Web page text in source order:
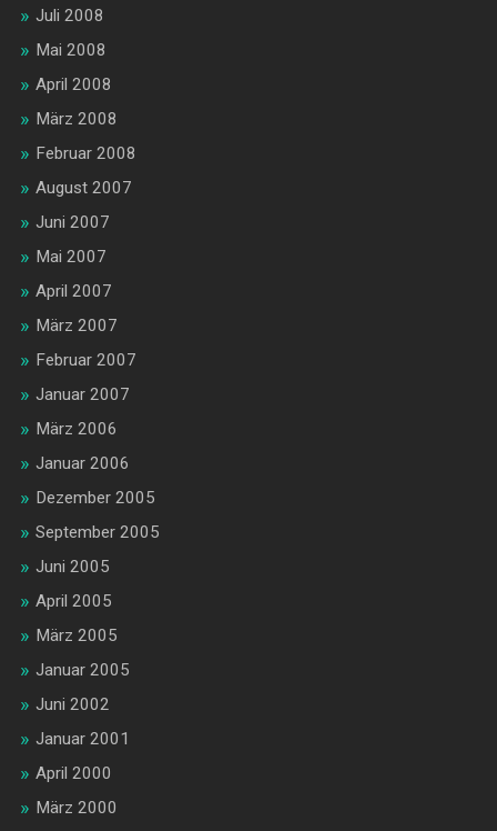
Juli 2008
Mai 2008
April 2008
März 2008
Februar 2008
August 2007
Juni 2007
Mai 2007
April 2007
März 2007
Februar 2007
Januar 2007
März 2006
Januar 2006
Dezember 2005
September 2005
Juni 2005
April 2005
März 2005
Januar 2005
Juni 2002
Januar 2001
April 2000
März 2000